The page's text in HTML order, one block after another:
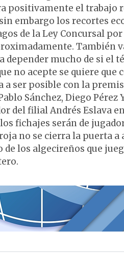
positivamente el trabajo
embargo los recortes
de la Ley Concursal
También
depender mucho de si el
no acepte se quiere que
ser posible con la
Sánchez, Diego Pérez
del filial Andrés Eslava
fichajes serán de
no se cierra la puerta
los algecireños que